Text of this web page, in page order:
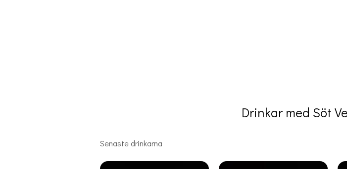
Drinkar med Söt
Senaste drinkarna